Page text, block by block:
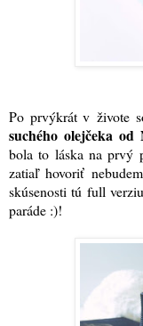
Po prvýkrát v živote
suchého olejčeka od
bola to láska na prvý
zatiaľ hovoriť
skúsenosti tú full
paráde :)!